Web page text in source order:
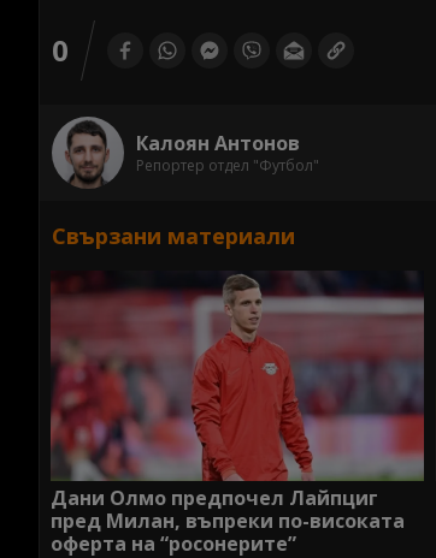
0
Калоян Антонов
Репортер отдел "Футбол"
Свързани материали
Дани Олмо предпочел Лайпциг
пред Милан, въпреки по-високата
оферта на “росонерите”